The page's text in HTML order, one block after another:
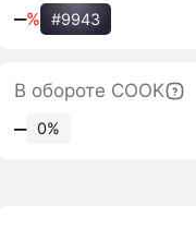
‒% #9943
В обороте COOK
‒ 0%